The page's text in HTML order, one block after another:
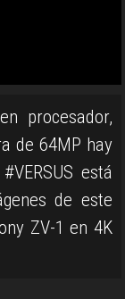
procesador,
de 64MP hay
está
de este
ZV-1 en 4K